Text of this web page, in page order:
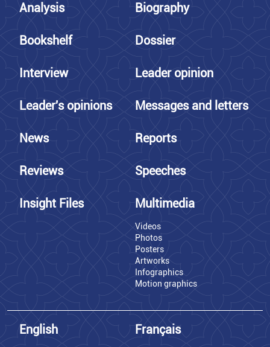
Analysis Biography
Bookshelf Dossier
Interview Leader opinion
Leader's opinions Messages and letters
News Reports
Reviews Speeches
Insight Files Multimedia
Videos
Photos
Posters
Artworks
Infographics
Motion graphics
English Français